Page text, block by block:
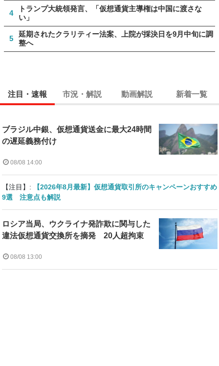
4
トランプ大統領発言、「仮想通貨主導権は中国に渡さな
い」
5
延期されたクラリティー法案、上院が採決日を9月中旬に調
整へ
注目・速報 市況・解説 動画解説 新着一覧
ブラジル中銀、仮想通貨送金に最大24時間
の遅延義務付け
08/08 14:00
【注目】:
【2026年8月最新】仮想通貨取引所のキャンペーンおすすめ
9選 注意点も解説
ロシア当局、ウクライナ発詐欺に関与した
違法仮想通貨交換所を摘発 20人超拘束
08/08 13:00